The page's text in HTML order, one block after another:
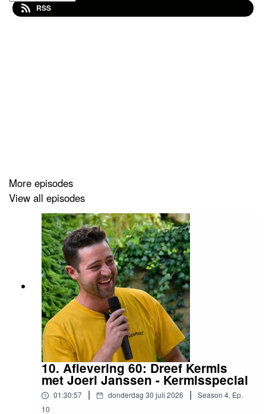
RSS
More episodes
View all episodes
10. Aflevering 60: Dreef Kermis
met Joeri Janssen - Kermisspecial
01:30:57 | donderdag 30 juli 2026 | Season 4, Ep.
10